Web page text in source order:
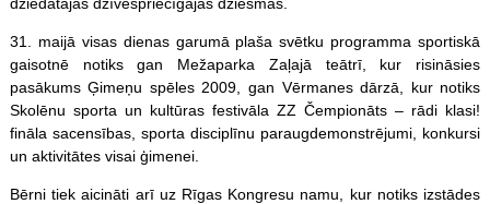
31. maijā visas dienas garumā plaša svētku programma sportiskā
gaisotnē notiks gan Mežaparka Zaļajā teātrī, kur risināsies
pasākums Ģimeņu spēles2009, gan Vērmanes dārzā, kur notiks
Skolēnu sporta un kultūras festivāla ZZ Čempionāts – rādi klasi!
fināla sacensības, sporta disciplīnu paraugdemonstrējumi, konkursi
un aktivitātes visai ģimenei.
Bērni tiek aicināti arī uz Rīgas Kongresu namu, kur notiks izstādes